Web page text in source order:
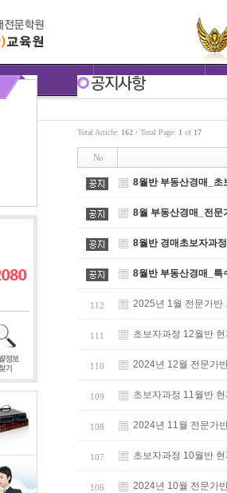
Total Article: 162 / Total Page: 1 of 17
No
8월반 부동산경매_
8월 부동산경매_전
8월반 경매초보자과
8월반 부동산경매_
112 2025년 1월 전문가
111 초보자과정 12월반
110 2024년 12월 전문가
109 초보자과정 11월반
108 2024년 11월 전문가
107 초보자과정 10월반
106 2024년 10월 전문가